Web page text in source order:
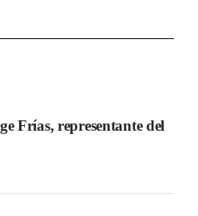
Frías, representante del